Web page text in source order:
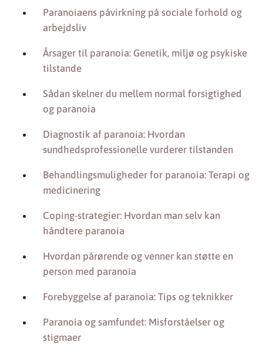
Paranoiaens påvirkning på sociale forhold og
arbejdsliv
Årsager til paranoia: Genetik, miljø og psykiske
tilstande
Sådan skelner du mellem normal forsigtighed
og paranoia
Diagnostik af paranoia: Hvordan
sundhedsprofessionelle vurderer tilstanden
Behandlingsmuligheder for paranoia: Terapi og
medicinering
Coping-strategier: Hvordan man selv kan
håndtere paranoia
Hvordan pårørende og venner kan støtte en
person med paranoia
Forebyggelse af paranoia: Tips og teknikker
Paranoia og samfundet: Misforståelser og
stigmaer